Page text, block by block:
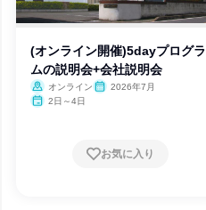
(オンライン開催)5dayプログラ
ムの説明会+会社説明会
オンライン
2026年7月
2日～4日
お気に入り